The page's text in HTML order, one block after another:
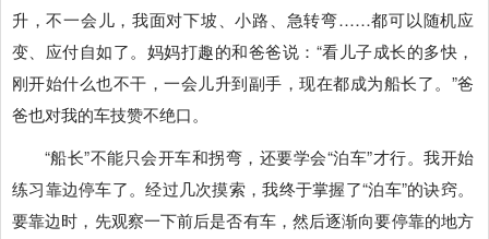
升，不一会儿，我面对下坡、小路、急转弯……都可以随机应
变、应付自如了。妈妈打趣的和爸爸说：“看儿子成长的多快，
刚开始什么也不干，一会儿升到副手，现在都成为船长了。”爸
爸也对我的车技赞不绝口。
“船长”不能只会开车和拐弯，还要学会“泊车”才行。我开始
练习靠边停车了。经过几次摸索，我终于掌握了“泊车”的诀窍。
要靠边时，先观察一下前后是否有车，然后逐渐向要停靠的地方